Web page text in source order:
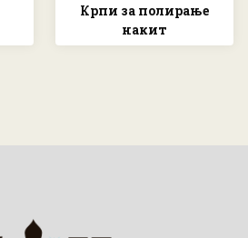
Крпи за полирање
накит